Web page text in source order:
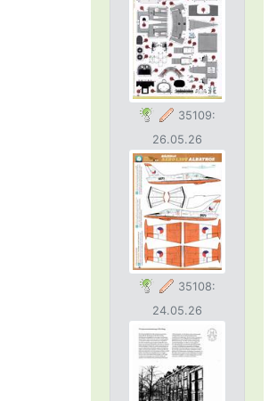
35109:
26.05.26
35108:
24.05.26